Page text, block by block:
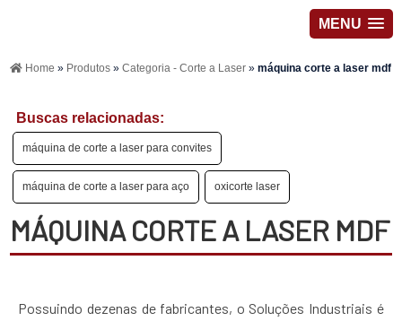
MENU
Home » Produtos»Categoria - Corte a Laser»máquina corte a laser mdf
Buscas relacionadas:
máquina de corte a laser para convites
máquina de corte a laser para aço oxicorte laser
MÁQUINA CORTE A LASER MDF
Possuindo dezenas de fabricantes, o Soluções Industriais é